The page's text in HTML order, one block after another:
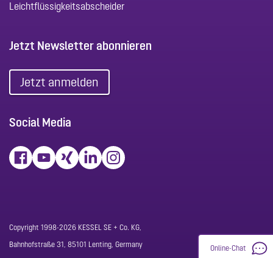
Leichtflüssigkeitsabscheider
Jetzt Newsletter abonnieren
Jetzt anmelden
Social Media
Copyright 1998-2026 KESSEL SE + Co. KG,
Bahnhofstraße 31, 85101 Lenting, Germany
Online-Chat